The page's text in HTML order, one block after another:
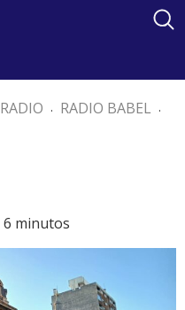
RADIO . RADIO BABEL .
6 minutos